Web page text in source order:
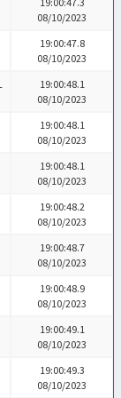
08/10/2023
19:00:47.8
08/10/2023
19:00:48.1
08/10/2023
19:00:48.1
08/10/2023
19:00:48.1
08/10/2023
19:00:48.2
08/10/2023
19:00:48.7
08/10/2023
19:00:48.9
08/10/2023
19:00:49.1
08/10/2023
19:00:49.3
08/10/2023